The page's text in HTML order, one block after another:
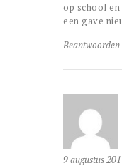
op school
een gave
Beantwoorden
9 augustus